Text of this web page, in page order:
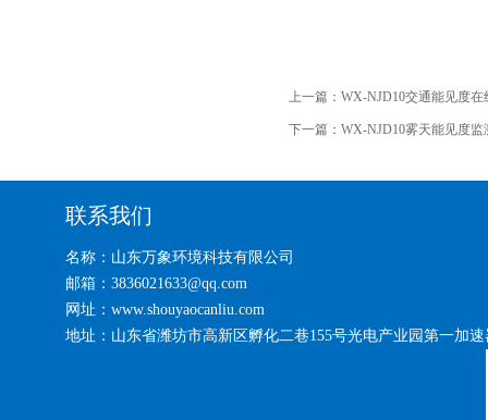
上一篇： WX-NJD10交通能见度在
下一篇： WX-NJD10雾天能见度监
联系我们
名称：山东万象环境科技有限公司
邮箱：3836021633@qq.com
网址：www.shouyaocanliu.com
地址：山东省潍坊市高新区孵化二巷155号光电产业园第一加